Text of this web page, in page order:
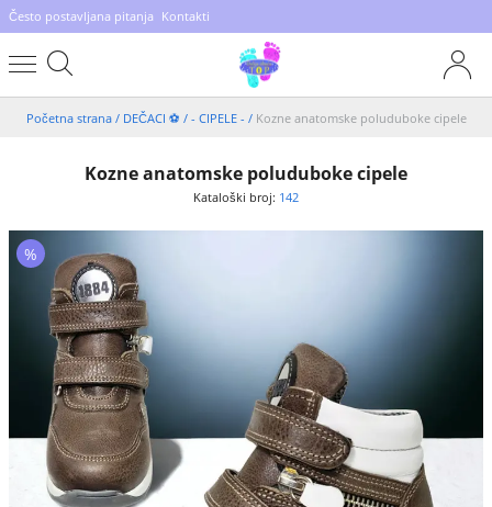
Često postavljana pitanja Kontakti
Početna strana / DEČACI ⚽️ / - CIPELE - / Kozne anatomske poluduboke cipele
Kozne anatomske poluduboke cipele
Kataloški broj: 142
%